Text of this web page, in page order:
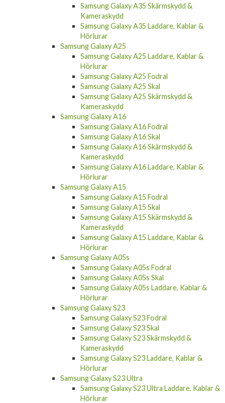
Samsung Galaxy A35 Skärmskydd &
Kameraskydd
Samsung Galaxy A35 Laddare, Kablar &
Hörlurar
Samsung Galaxy A25
Samsung Galaxy A25 Laddare, Kablar &
Hörlurar
Samsung Galaxy A25 Fodral
Samsung Galaxy A25 Skal
Samsung Galaxy A25 Skärmskydd &
Kameraskydd
Samsung Galaxy A16
Samsung Galaxy A16 Fodral
Samsung Galaxy A16 Skal
Samsung Galaxy A16 Skärmskydd &
Kameraskydd
Samsung Galaxy A16 Laddare, Kablar &
Hörlurar
Samsung Galaxy A15
Samsung Galaxy A15 Fodral
Samsung Galaxy A15 Skal
Samsung Galaxy A15 Skärmskydd &
Kameraskydd
Samsung Galaxy A15 Laddare, Kablar &
Hörlurar
Samsung Galaxy A05s
Samsung Galaxy A05s Fodral
Samsung Galaxy A05s Skal
Samsung Galaxy A05s Laddare, Kablar &
Hörlurar
Samsung Galaxy S23
Samsung Galaxy S23 Fodral
Samsung Galaxy S23 Skal
Samsung Galaxy S23 Skärmskydd &
Kameraskydd
Samsung Galaxy S23 Laddare, Kablar &
Hörlurar
Samsung Galaxy S23 Ultra
Samsung Galaxy S23 Ultra Laddare, Kablar &
Hörlurar